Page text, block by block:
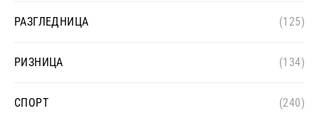
РАЗГЛЕДНИЦА (125)
РИЗНИЦА (134)
СПОРТ (240)